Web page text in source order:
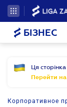
БІЗНЕС
Ця
Перейти на
Корпоративное